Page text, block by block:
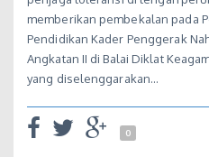
memberikan pembekalan pada
Pendidikan Kader Penggerak
Angkatan II di Balai Diklat
yang diselenggarakan…
0